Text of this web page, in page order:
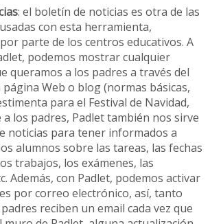
: el boletín de noticias es otra de las
con esta herramienta,
parte de los centros educativos. A
podemos mostrar cualquier
queramos a los padres a través del
Web o blog (normas básicas,
para el Festival de Navidad,
a los padres, Padlet también nos sirve
noticias para tener informados a
alumnos sobre las tareas, las fechas
trabajos, los exámenes, las
Además, con Padlet, podemos activar
por correo electrónico, así, tanto
reciben un email cada vez que